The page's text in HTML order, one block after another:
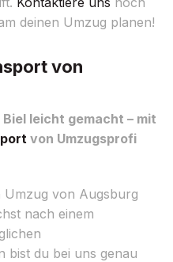
deinen Umzug planen!
von
leicht gemacht – mit
von Umzugsprofi
Umzug von Augsburg
nach einem
bist du bei uns genau